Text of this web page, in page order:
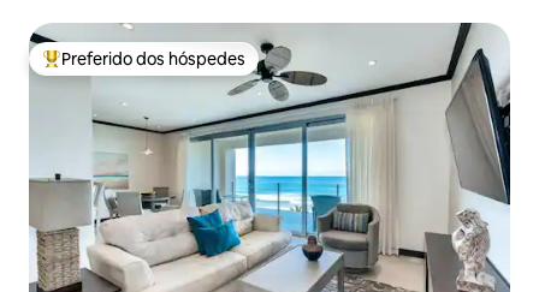
Entre os melhores preferidos dos hóspedes
Preferido dos hóspedes